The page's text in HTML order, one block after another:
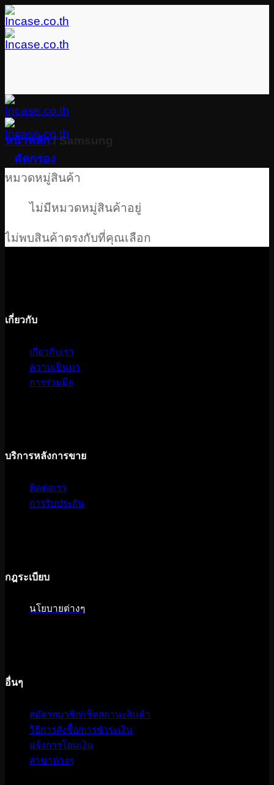
Skip
to
content
หน้าหลัก /Samsung
คัดกรอง
หมวดหมู่สินค้า
ไม่มีหมวดหมู่สินค้าอยู่
ไม่พบสินค้าตรงกับที่คุณเลือก
เกี่ยวกับ
เกี่ยวกับเรา
ความเป็นมา
การร่วมมือ
บริการหลังการขาย
ติดต่อเรา
การรับประกัน
กฎระเบียบ
นโยบายต่างๆ
อื่นๆ
สมัครสมาชิก/เช็คสถานะสินค้า
วิธีการสั่งซื้อ/การชำระเงิน
แจ้งการโอนเงิน
สาขาต่างๆ